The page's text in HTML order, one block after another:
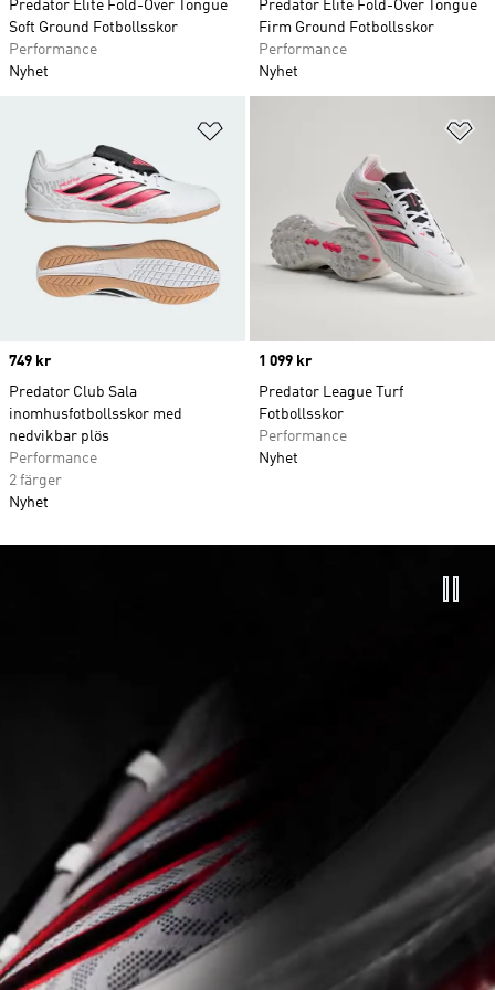
Predator Elite Fold-Over Tongue
Soft Ground Fotbollsskor
Performance
Nyhet
Predator Elite Fold-Over Tongue
Firm Ground Fotbollsskor
Performance
Nyhet
Price
749 kr
Predator Club Sala
inomhusfotbollsskor med
nedvikbar plös
Performance
2 färger
Nyhet
Price
1 099 kr
Predator League Turf
Fotbollsskor
Performance
Nyhet